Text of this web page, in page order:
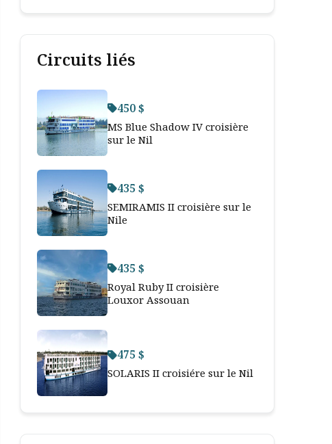
Circuits liés
450 $
MS Blue Shadow IV croisière
sur le Nil
435 $
SEMIRAMIS II croisière sur le
Nile
435 $
Royal Ruby II croisière
Louxor Assouan
475 $
SOLARIS II croisiére sur le Nil